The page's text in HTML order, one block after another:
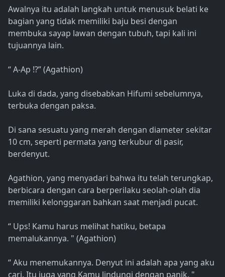
Awalnya itu adalah langkah untuk menusuk belati ke
bagian yang tidak memiliki baju besi dengan
membuka sayap lawan dengan tubuh, tapi kali ini
tujuannya lain.
“ A-Ap !?” (Agathion)
Luka di dada, yang disebabkan Hifumi sebelumnya,
terbuka dengan paksa.
Di sana sesuatu yang merah dengan diameter sekitar
10 cm, seperti permata yang terkubur di pasir,
berdenyut.
Agathion, yang menyadari bahwa itu telah terungkap,
berbicara dengan cara berperilaku seolah-olah dia
memiliki kelonggaran bahkan saat menjadi pucat.
“ Ups! Kamu harus melihat hatiku, betapa
memalukannya. " (Agathion)
“ Aku menemukannya. Denyut ini adalah apa yang aku
cari. Itu juga yang Kamu lindungi dengan panik. "